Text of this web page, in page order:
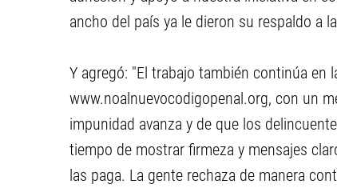
ancho del país ya le dieron su respaldo a
Y agregó: "El trabajo también continúa en
www.noalnuevocodigopenal.org, con un
impunidad avanza y de que los
tiempo de mostrar firmeza y mensajes
las paga. La gente rechaza de manera